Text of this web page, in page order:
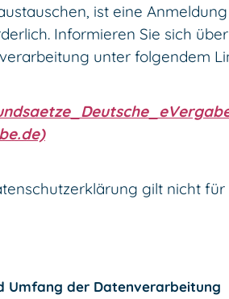
ist eine Anmeldung
Informieren Sie sich
unter folgendem
gilt nicht für
Umfang der Datenverarbeitung